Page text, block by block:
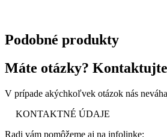
Podobné produkty
Máte otázky?
V prípade akýchkoľvek otázok nás
KONTAKTNÉ ÚDAJE
Radi vám pomôžeme aj na infolinke: